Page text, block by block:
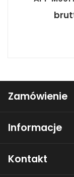
Zamówienie
Informacje
Kontakt